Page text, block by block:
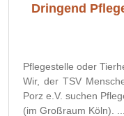
Dringend
Pflegestelle oder
Wir, der TSV
Porz e.V. suchen
(im Großraum Köln). ....